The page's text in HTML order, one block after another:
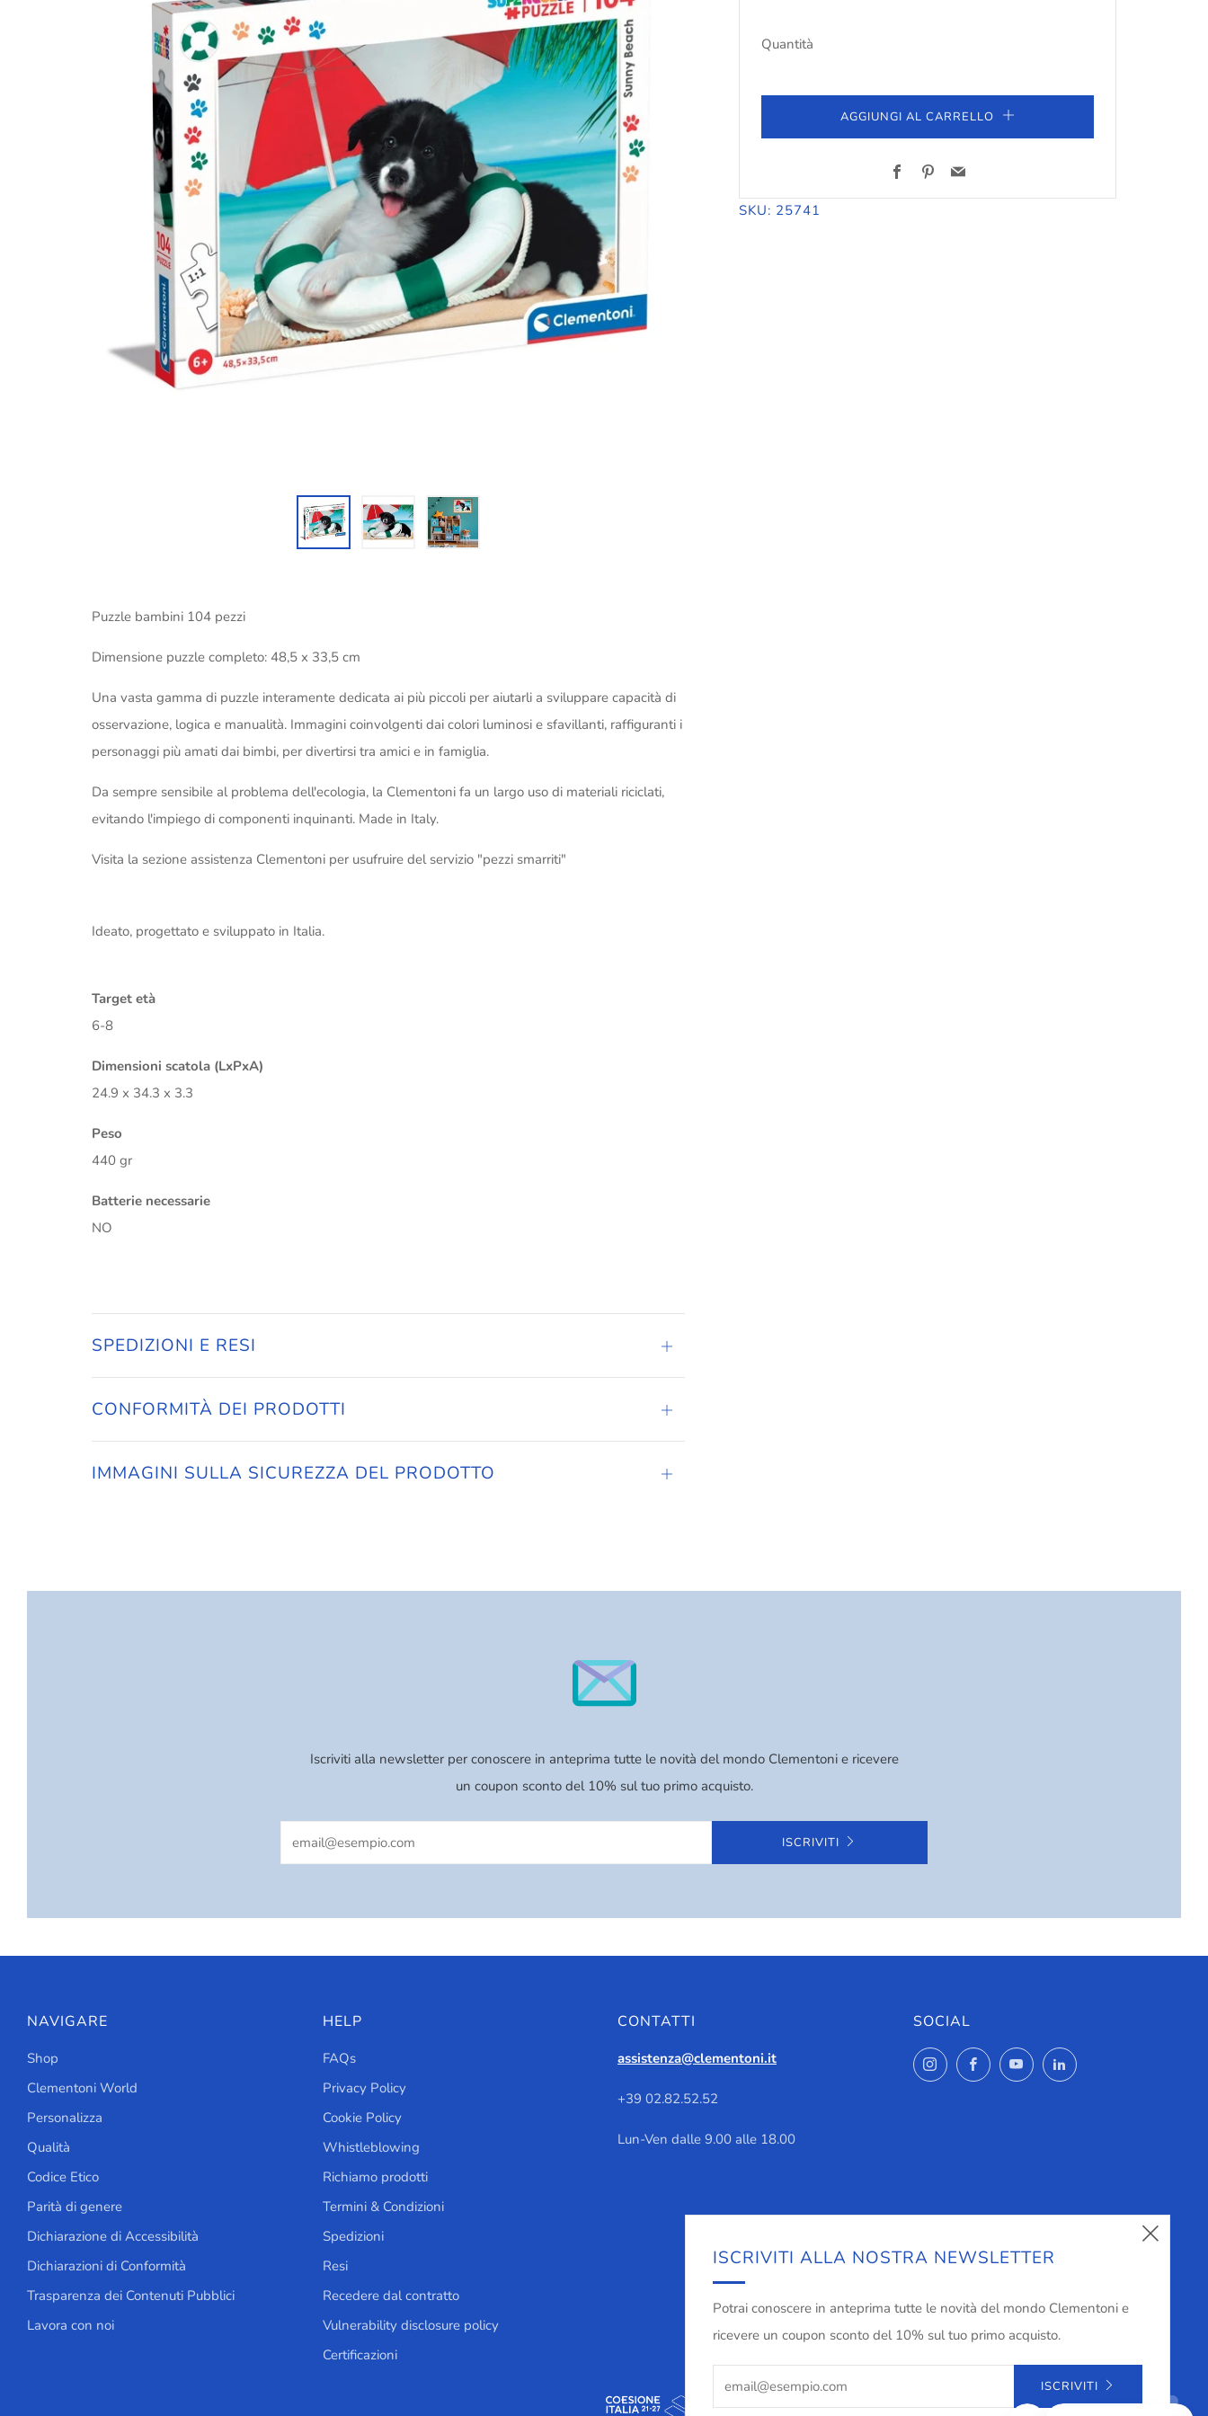
Quantità
AGGIUNGI AL CARRELLO
FacebookPinterest
Email
SKU: 25741
Puzzle bambini 104 pezzi
Dimensione puzzle completo: 48,5 x 33,5 cm
Una vasta gamma di puzzle interamente dedicata ai più piccoli per aiutarli a sviluppare capacità di
osservazione, logica e manualità. Immagini coinvolgenti dai colori luminosi e sfavillanti, raffiguranti i
personaggi più amati dai bimbi, per divertirsi tra amici e in famiglia.
Da sempre sensibile al problema dell'ecologia, la Clementoni fa un largo uso di materiali riciclati,
evitando l'impiego di componenti inquinanti. Made in Italy.
Visita la sezione assistenza Clementoni per usufruire del servizio "pezzi smarriti"
Ideato, progettato e sviluppato in Italia.
Target età
6-8
Dimensioni scatola (LxPxA)
24.9 x 34.3 x 3.3
Peso
440 gr
Batterie necessarie
NO
SPEDIZIONI E RESI
Apri
CONFORMITÀ DEI PRODOTTI
Apri
IMMAGINI SULLA SICUREZZA DEL PRODOTTO
Apri
Iscriviti alla newsletter per conoscere in anteprima tutte le novità del mondo Clementoni e ricevere
un coupon sconto del 10% sul tuo primo acquisto.
ISCRIVITI
NAVIGARE
Shop
Clementoni World
Personalizza
Qualità
Codice Etico
Parità di genere
Dichiarazione di Accessibilità
Dichiarazioni di Conformità
Trasparenza dei Contenuti Pubblici
Lavora con noi
HELP
FAQs
Privacy Policy
Cookie Policy
Whistleblowing
Richiamo prodotti
Termini & Condizioni
Spedizioni
Resi
Recedere dal contratto
Vulnerability disclosure policy
Certificazioni
CONTATTI
assistenza@clementoni.it
+39 02.82.52.52
Lun-Ven dalle 9.00 alle 18.00
SOCIAL
InstagramFacebookYouTubeLinkedIn
ISCRIVITI ALLA NOSTRA NEWSLETTER
Potrai conoscere in anteprima tutte le novità del mondo Clementoni e
ricevere un coupon sconto del 10% sul tuo primo acquisto.
ISCRIVITI